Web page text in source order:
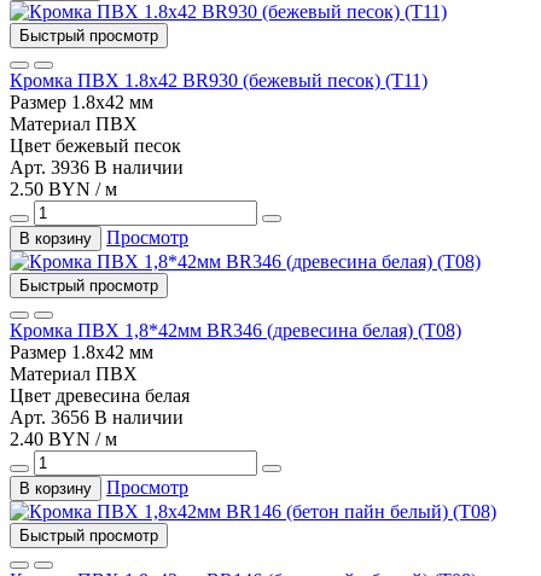
Быстрый просмотр
Кромка ПВХ 1.8х42 BR930 (бежевый песок) (Т11)
Размер 1.8х42 мм
Материал ПВХ
Цвет бежевый песок
Арт. 3936 В наличии
2.50 BYN / м
В корзину Просмотр
Быстрый просмотр
Кромка ПВХ 1,8*42мм BR346 (древесина белая) (Т08)
Размер 1.8х42 мм
Материал ПВХ
Цвет древесина белая
Арт. 3656 В наличии
2.40 BYN / м
В корзину Просмотр
Быстрый просмотр